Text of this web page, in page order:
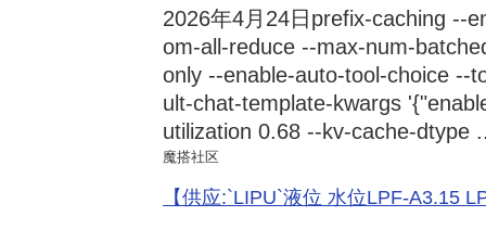
2026年4月24日 prefix-caching --
om-all-reduce --max-num-
only --enable-auto-tool-choice --
ult-chat-template-kwargs
utilization 0.68 --kv-cache-dtype
魔搭社区
【供应:`LIPU`液位 水位LPF-A3.15